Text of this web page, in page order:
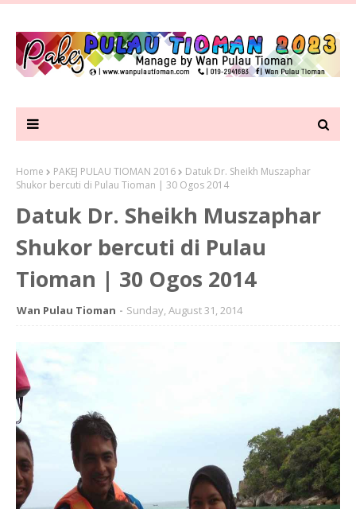
Home PAKEJ PULAU TIOMAN 2016
Datuk Dr. Sheikh Muszaphar
Shukor bercuti di Pulau Tioman | 30 Ogos 2014
Datuk Dr. Sheikh Muszaphar
Shukor bercuti di Pulau
Tioman | 30 Ogos 2014
Wan Pulau Tioman Sunday, August 31, 2014